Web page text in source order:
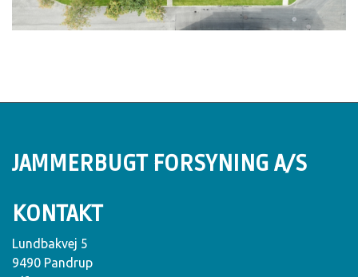
JAMMERBUGT FORSYNING A/S
KONTAKT
Lundbakvej 5
9490 Pandrup